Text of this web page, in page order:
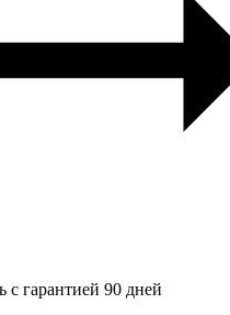
с гарантией 90 дней